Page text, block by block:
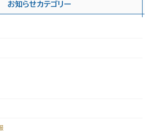
お知らせカテゴリー